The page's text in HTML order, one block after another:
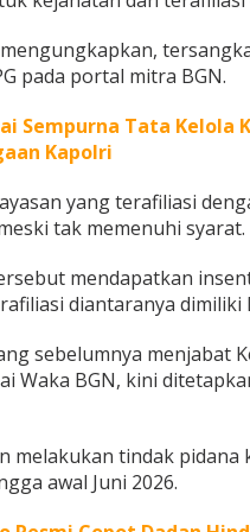
pada portal mitra BGN.
Sempurna Tata Kelola
Kapolri
yang terafiliasi
tak memenuhi syarat.
mendapatkan
diantaranya dimiliki
sebelumnya menjabat
Waka BGN, kini
melakukan tindak
awal Juni 2026.